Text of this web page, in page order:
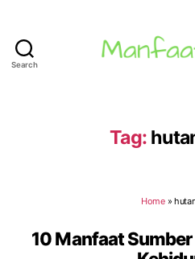
Search
Tag:
Home»
10 Manfaat